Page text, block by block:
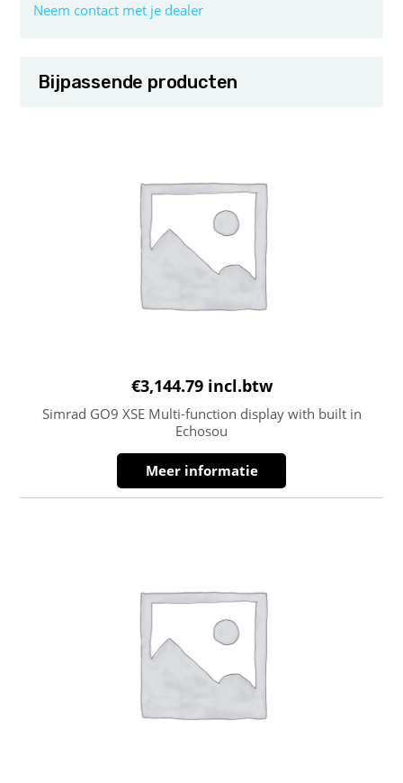
Neem contact met je dealer
Bijpassende producten
€3,144.79 incl.btw
Simrad GO9 XSE Multi-function display with built in
Echosou
Meer informatie